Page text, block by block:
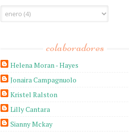
colaboradores
Helena Moran - Hayes
Jonaira Campagnuolo
Kristel Ralston
Lilly Cantara
Sianny Mckay